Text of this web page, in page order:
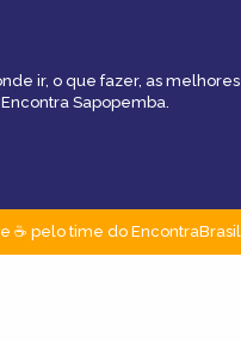
ir, o que fazer, as melhores
Sapopemba.
☕ pelo time do EncontraBrasil